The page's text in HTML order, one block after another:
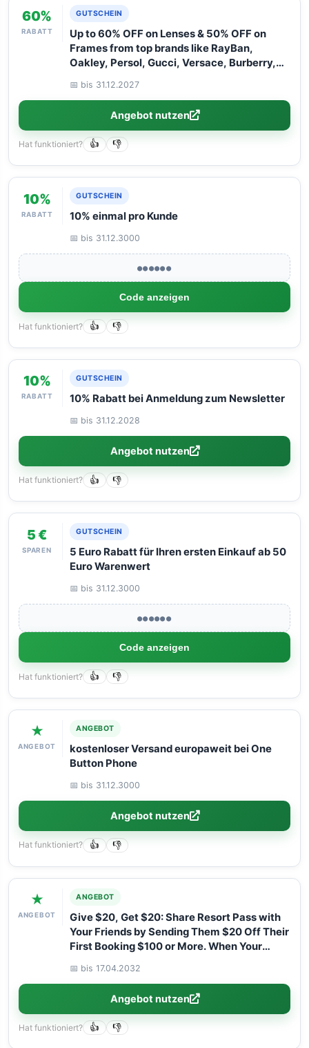
60%
RABATT
GUTSCHEIN
Up to 60% OFF on Lenses & 50% OFF on
Frames from top brands like RayBan,
Oakley, Persol, Gucci, Versace, Burberry,
miss out!
📅 bis 31.12.2027
Angebot nutzen
Hat funktioniert? 👍 👎
10%
RABATT
GUTSCHEIN
10% einmal pro Kunde
📅 bis 31.12.3000
●●●●●●
Code anzeigen
Hat funktioniert? 👍 👎
10%
RABATT
GUTSCHEIN
10% Rabatt bei Anmeldung zum Newsletter
📅 bis 31.12.2028
Angebot nutzen
Hat funktioniert? 👍 👎
5 €
SPAREN
GUTSCHEIN
5 Euro Rabatt für Ihren ersten Einkauf ab 50
Euro Warenwert
📅 bis 31.12.3000
●●●●●●
Code anzeigen
Hat funktioniert? 👍 👎
★
ANGEBOT
ANGEBOT
kostenloser Versand europaweit bei One
Button Phone
📅 bis 31.12.3000
Angebot nutzen
Hat funktioniert? 👍 👎
★
ANGEBOT
ANGEBOT
Give $20, Get $20: Share Resort Pass with
Your Friends by Sending Them $20 Off Their
First Booking $100 or More. When Your
$20 Off Your Next $100 or More Booking!
📅 bis 17.04.2032
Angebot nutzen
Hat funktioniert? 👍 👎